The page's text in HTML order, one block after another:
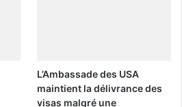
L’Ambassade des USA
maintient la délivrance des
visas malgré une